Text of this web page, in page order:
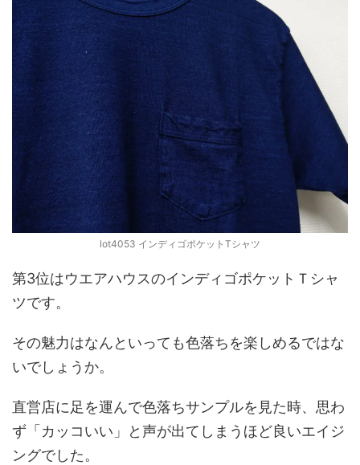
lot4053 インディゴポケットTシャツ
第3位はウエアハウスのインディゴポケットＴシャ
ツです。
その魅力はなんといっても色落ちを楽しめるではな
いでしょうか。
直営店に足を運んで色落ちサンプルを見た時、思わ
ず「カッコいい」と声が出てしまうほど良いエイジ
ングでした。